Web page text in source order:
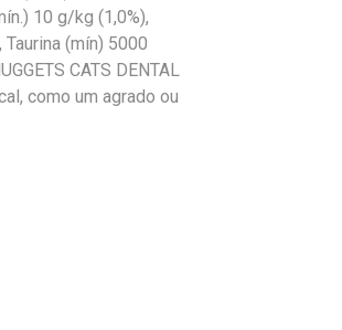
10 g/kg (1,0%),
(mín) 5000
CATS DENTAL
como um agrado ou